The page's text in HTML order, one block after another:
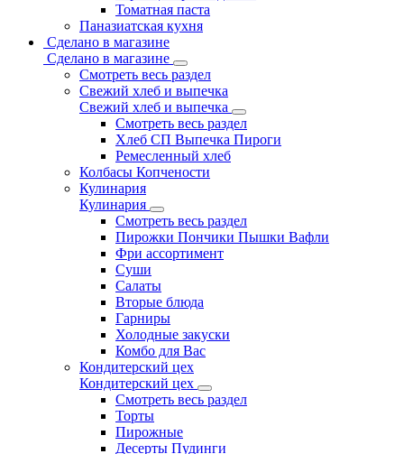
Томатная паста
Паназиатская кухня
Сделано в магазине
Сделано в магазине
Смотреть весь раздел
Свежий хлеб и выпечка
Свежий хлеб и выпечка
Смотреть весь раздел
Хлеб СП Выпечка Пироги
Ремесленный хлеб
Колбасы Копчености
Кулинария
Кулинария
Смотреть весь раздел
Пирожки Пончики Пышки Вафли
Фри ассортимент
Суши
Салаты
Вторые блюда
Гарниры
Холодные закуски
Комбо для Вас
Кондитерский цех
Кондитерский цех
Смотреть весь раздел
Торты
Пирожные
Десерты Пудинги